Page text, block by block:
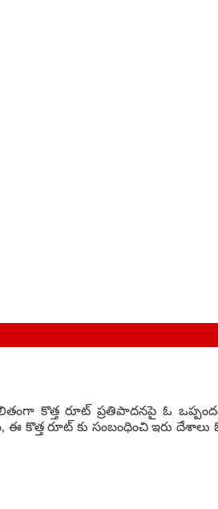
కొత్త రూట్ ప్రతిపాదనపై ఓ
ఈ కొత్త రూట్ కు సంబంధించి ఇరు దేశాలు